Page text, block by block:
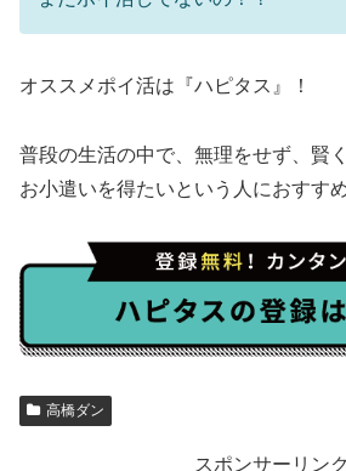
オススメポイ活は『ハピタス』！
普段の生活の中で、無理をせず、賢
お小遣いを得たいという人におすすめ
高橋ダン
スポンサーリンク